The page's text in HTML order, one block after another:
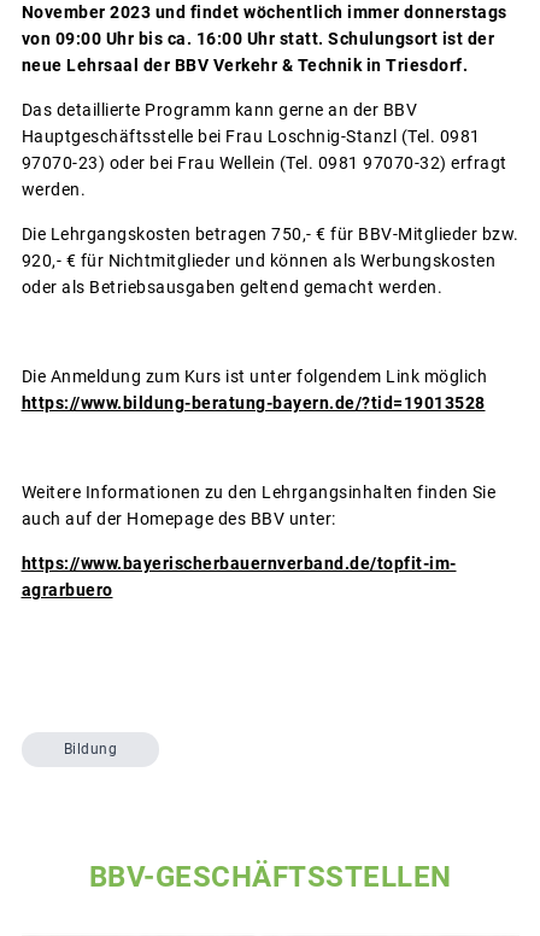
November 2023 und findet wöchentlich immer donnerstags
von 09:00 Uhr bis ca. 16:00 Uhr statt. Schulungsort ist der
neue Lehrsaal der BBV Verkehr & Technik in Triesdorf.
Das detaillierte Programm kann gerne an der BBV
Hauptgeschäftsstelle bei Frau Loschnig-Stanzl (Tel. 0981
97070-23) oder bei Frau Wellein (Tel. 0981 97070-32) erfragt
werden.
Die Lehrgangskosten betragen 750,- € für BBV-Mitglieder bzw.
920,- € für Nichtmitglieder und können als Werbungskosten
oder als Betriebsausgaben geltend gemacht werden.
Die Anmeldung zum Kurs ist unter folgendem Link möglich
https://www.bildung-beratung-bayern.de/?tid=19013528
Weitere Informationen zu den Lehrgangsinhalten finden Sie
auch auf der Homepage des BBV unter:
https://www.bayerischerbauernverband.de/topfit-im-
agrarbuero
Bildung
BBV-GESCHÄFTSSTELLEN